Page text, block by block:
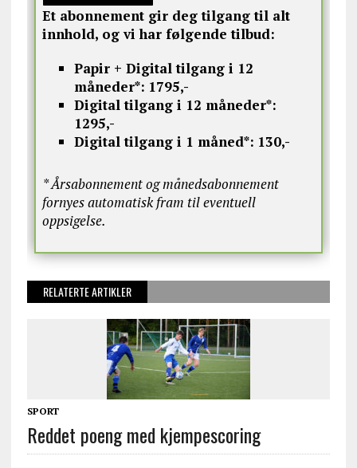
Et abonnement gir deg tilgang til alt
innhold, og vi har følgende tilbud:
Papir + Digital tilgang i 12
måneder*: 1795,-
Digital tilgang i 12 måneder*:
1295,-
Digital tilgang i 1 måned*: 130,-
* Årsabonnement og månedsabonnement
fornyes automatisk fram til eventuell
oppsigelse.
RELATERTE ARTIKLER
SPORT
Reddet poeng med kjempescoring